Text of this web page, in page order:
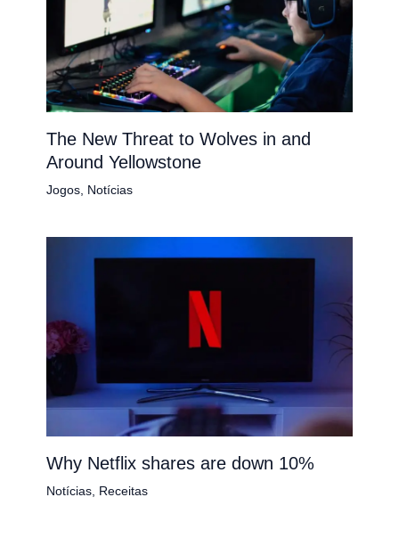
The New Threat to Wolves in and
Around Yellowstone
Jogos, Notícias
Why Netflix shares are down 10%
Notícias, Receitas